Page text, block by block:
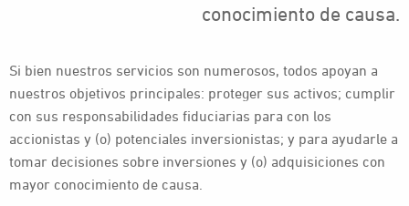
conocimiento de causa.
Si bien nuestros servicios son numerosos, todos apoyan a
nuestros objetivos principales: proteger sus activos; cumplir
con sus responsabilidades fiduciarias para con los
accionistas y (o) potenciales inversionistas; y para ayudarle a
tomar decisiones sobre inversiones y (o) adquisiciones con
mayor conocimiento de causa.